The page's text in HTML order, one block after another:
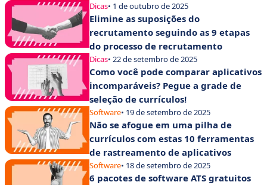
Dicas• 1 de outubro de 2025
Elimine as suposições do
recrutamento seguindo as 9 etapas
do processo de recrutamento
Dicas• 22 de setembro de 2025
Como você pode comparar aplicativos
incomparáveis? Pegue a grade de
seleção de currículos!
Software• 19 de setembro de 2025
Não se afogue em uma pilha de
currículos com estas 10 ferramentas
de rastreamento de aplicativos
Software• 18 de setembro de 2025
6 pacotes de software ATS gratuitos